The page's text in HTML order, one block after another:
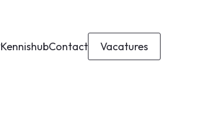
KennishubContact Vacatures